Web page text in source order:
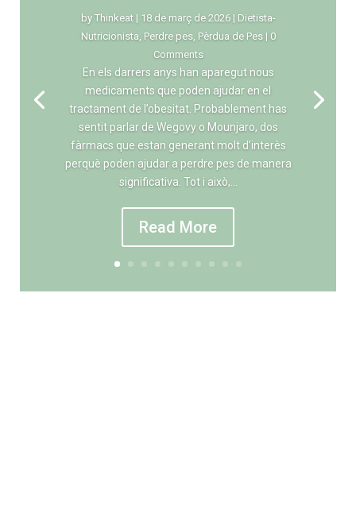
by Thinkeat| 18 de març de 2026| Dietista-
Nutricionista, Perdre pes, Pèrdua de Pes| 0
Comments
En els darrers anys han aparegut nous
medicaments que poden ajudar en el
tractament de l’obesitat. Probablement has
sentit parlar de Wegovy o Mounjaro, dos
fàrmacs que estan generant molt d’interès
perquè poden ajudar a perdre pes de manera
significativa. Tot i això,...
Read More